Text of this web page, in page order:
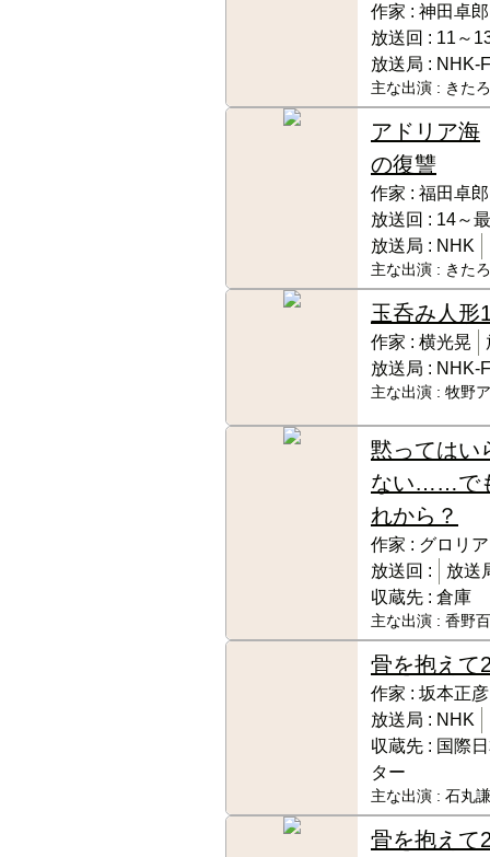
作家 : 神田卓郎
放送回 : 11～
放送局 : NHK-
主な出演 : きた
アドリア海
の復讐
作家 : 福田卓郎
放送回 : 14～
放送局 : NHK
主な出演 : きた
玉呑み人形
作家 : 横光晃
放送局 : NHK-
主な出演 : 牧野
黙ってはい
ない……で
れから？
作家 : グロリ
放送回 :
放送
収蔵先 : 倉庫
主な出演 : 香野
骨を抱えて
作家 : 坂本正彦
放送局 : NHK
収蔵先 : 国際
ター
主な出演 : 石丸
骨を抱えて